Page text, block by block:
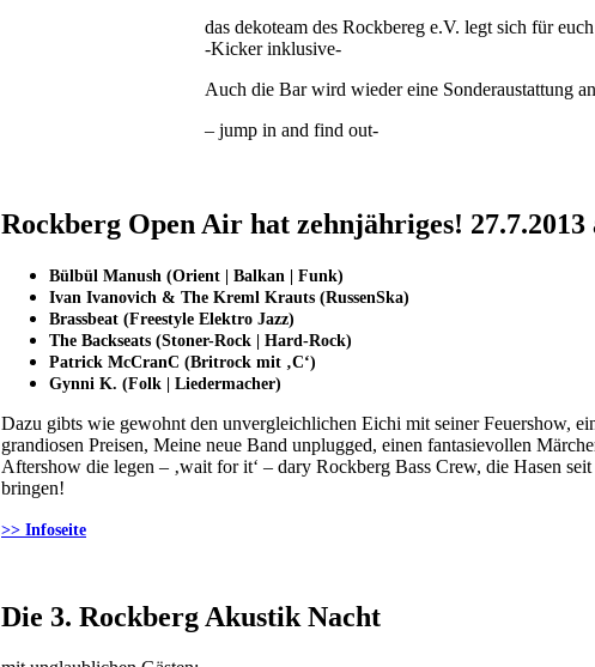
das dekoteam des Rockbereg e.V. legt sich für
-Kicker inklusive-
Auch die Bar wird wieder eine Sonderaustattung
– jump in and find out-
Rockberg Open Air hat zehnjähriges! 27.7.2013
Bülbül Manush (Orient | Balkan | Funk)
Ivan Ivanovich & The Kreml Krauts (RussenSka)
Brassbeat (Freestyle Elektro Jazz)
The Backseats (Stoner-Rock | Hard-Rock)
Patrick McCranC (Britrock mit ‚C‘)
Gynni K. (Folk | Liedermacher)
Dazu gibts wie gewohnt den unvergleichlichen Eichi mit seiner Feuershow,
grandiosen Preisen, Meine neue Band unplugged, einen fantasievollen
Aftershow die legen – ‚wait for it‘ – dary Rockberg Bass Crew, die Hasen
bringen!
>> Infoseite
Die 3. Rockberg Akustik Nacht